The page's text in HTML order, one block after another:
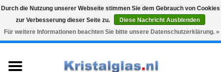
Snelle levering
Graveren
0 Artikel - €0,00
Durch die Nutzung unserer Webseite stimmen Sie dem Gebrauch von Cookies
zur Verbesserung dieser Seite zu.
Diese Nachricht Ausblenden
Für weitere Informationen beachten Sie bitte unsere Datenschutzerklärung. »